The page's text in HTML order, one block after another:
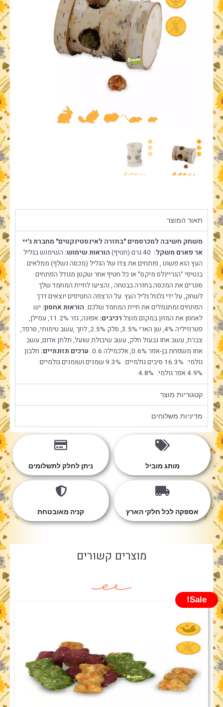
תאור המוצר
משחק חשיבה למכרסמים "בחזרה לאינסטינקטים" מחברת ג'יי
אר פארם משקל: הוראות שימוש: השימוש בגליל
העץ הוא פשוט , פותחים את צדו של הגליל (מכסה נשלף) ממלאים
בנטיפי "הגריינלס מיקס" או כל חטיף אחר שקטן מגודל הפתחים
סוגרים את המכסה בחזרה בבטחה , והציעו לחיית המחמד שלך
לשחק, על ידי גלגול גליל העץ על הרצפה החטיפים יוצאים דרך
הפתחים ומתגמלים את חיית המחמד שלכם. הוראות אחסון: יש
לאחסן את המזון במקום מוצל רכיבים:
אפונה, גזר 11.2%, עמילן,
פטרוזיליה 4%, שן הארי 3.5%, סלק 2.5%, לחך ,עשב טימותי, סרפד,
צברת, עשב אחו גבעול חלק, עשב שיבולת שועל, תלתן אדום, עשב
אחו משפחת בן-אפר 0.6%, אלכמילה 0.6.
ערכים תזונתיים: חלבון
גולמי: 16.3% סיבים גולמיים: 9.3% שמנים ושומנים גולמיים:
4.9% אפר גולמי: 4.8%
קטגוריות מוצר
מדיניות משלוחים
מותג מוביל ניתן לחלק לתשלומים
אספקה לכל חלקי הארץ קניה מאובטחת
מוצרים קשורים
Sale!
₪15.00.
₪11.90.